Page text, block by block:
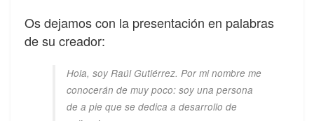
Os dejamos con la presentación en palabras
de su creador:
Hola, soy Raúl Gutiérrez. Por mi nombre me
conocerán de muy poco: soy una persona
de a pie que se dedica a desarrollo de